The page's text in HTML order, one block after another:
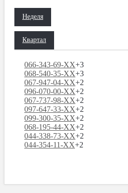
Неделя
Квартал
066-343-69-XX+3
068-540-35-XX+3
067-947-04-XX+2
096-070-00-XX+2
067-737-98-XX+2
097-647-33-XX+2
099-300-35-XX+2
068-195-44-XX+2
044-338-73-XX+2
044-354-11-XX+2